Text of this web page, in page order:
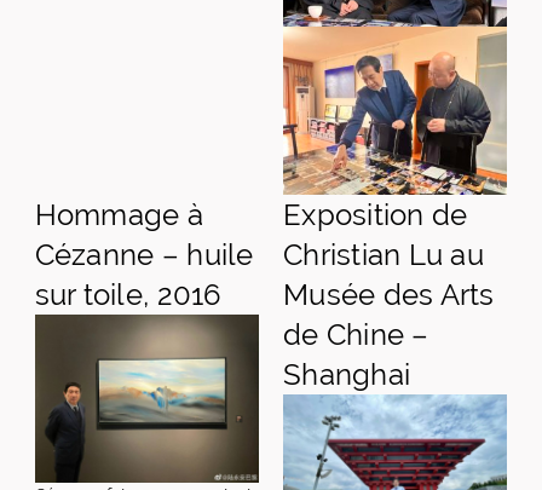
Hommage à
Cézanne – huile
sur toile, 2016
Exposition de
Christian Lu au
Musée des Arts
de Chine –
Shanghai